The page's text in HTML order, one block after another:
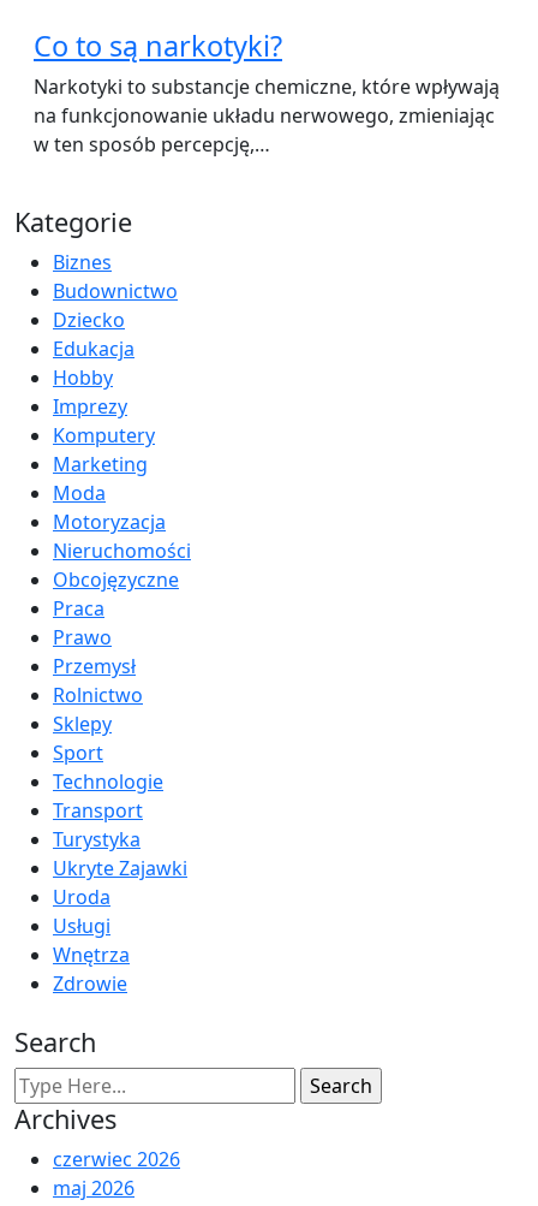
Co to są narkotyki?
Narkotyki to substancje chemiczne, które wpływają
na funkcjonowanie układu nerwowego, zmieniając
w ten sposób percepcję,…
Kategorie
Biznes
Budownictwo
Dziecko
Edukacja
Hobby
Imprezy
Komputery
Marketing
Moda
Motoryzacja
Nieruchomości
Obcojęzyczne
Praca
Prawo
Przemysł
Rolnictwo
Sklepy
Sport
Technologie
Transport
Turystyka
Ukryte Zajawki
Uroda
Usługi
Wnętrza
Zdrowie
Search
Archives
czerwiec 2026
maj 2026